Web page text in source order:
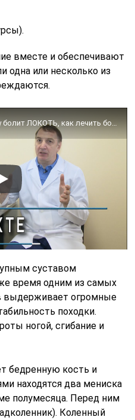
вместе и обеспечивают
одна или несколько из
БОЛЬ в ЛОКТЕ, лечение. Почему болит ЛОКОТЬ, как лечить боли в ЛОКТЕВЫХ СУСТАВАХ.
суставом
время одним из самых
выдерживает огромные
походки.
ногой, сгибание и
бедренную кость и
находятся два мениска
полумесяца. Перед ним
Коленный